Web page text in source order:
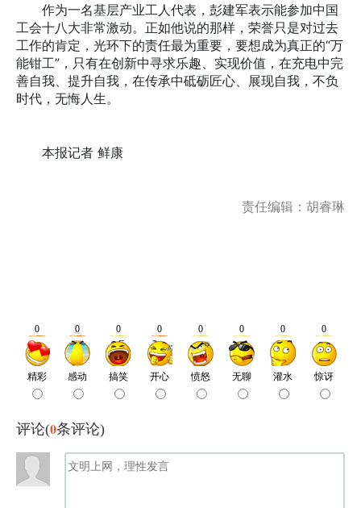
作为一名基层产业工人代表，彭建军表示能参加中国
工会十八大非常激动。正如他说的那样，荣誉只是对过去
工作的肯定，光环下的责任最为重要，要想成为真正的“万
能钳工”，只有在创新中寻求乐趣、实现价值，在充电中完
善自我、提升自我，在传承中砥砺匠心、展现自我，不负
时代，无悔人生。
本报记者 鲜康
责任编辑：胡睿琳
评论(0条评论)